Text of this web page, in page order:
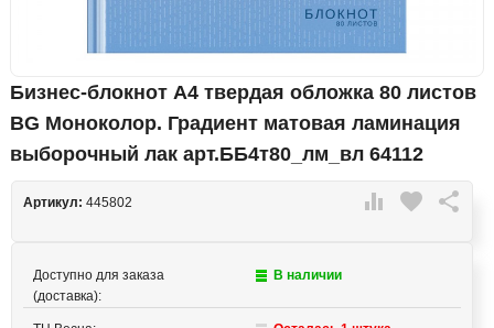
Бизнес-блокнот А4 твердая обложка 80 листов
BG Моноколор. Градиент матовая ламинация
выборочный лак арт.ББ4т80_лм_вл 64112
 favorite 
Артикул: 445802
Доступно для заказа
(доставка):
В наличии